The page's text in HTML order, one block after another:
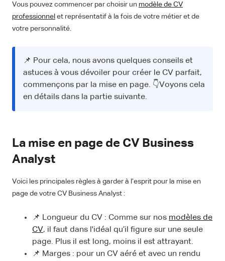
Vous pouvez commencer par choisir un modèle de CV
professionnel et représentatif à la fois de votre métier et de
votre personnalité.
📌 Pour cela, nous avons quelques conseils et
astuces à vous dévoiler pour créer le CV parfait,
commençons par la mise en page. 👇Voyons cela
en détails dans la partie suivante.
La mise en page de CV Business
Analyst
Voici les principales règles à garder à l’esprit pour la mise en
page de votre CV Business Analyst :
📌 Longueur du CV : Comme sur nos modèles de
CV, il faut dans l'idéal qu’il figure sur une seule
page. Plus il est long, moins il est attrayant.
📌 Marges : pour un CV aéré et avec un rendu